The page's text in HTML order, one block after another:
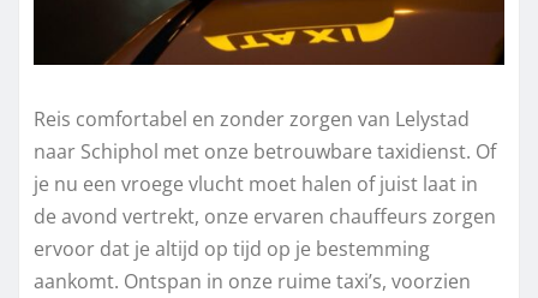
Reis comfortabel en zonder zorgen van Lelystad
naar Schiphol met onze betrouwbare taxidienst. Of
je nu een vroege vlucht moet halen of juist laat in
de avond vertrekt, onze ervaren chauffeurs zorgen
ervoor dat je altijd op tijd op je bestemming
aankomt. Ontspan in onze ruime taxi’s, voorzien